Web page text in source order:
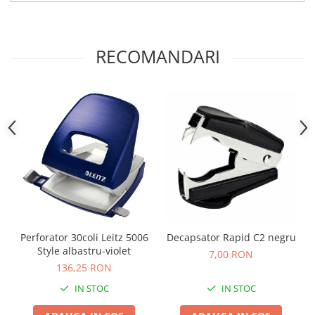
Camasi
Reflectorizante
Incaltaminte
Incaltaminte de lucru si protectie
Incaltaminte de oras si munte
Echipamente medicale
Accesorii pentru protectia capului
Casti de protectie
Ochelari de protectie si viziere
RECOMANDARI
Perforator 30coli Leitz 5006
Style albastru-violet
136,25 RON
IN STOC
Decapsator Rapid C2 negru
7,00 RON
IN STOC